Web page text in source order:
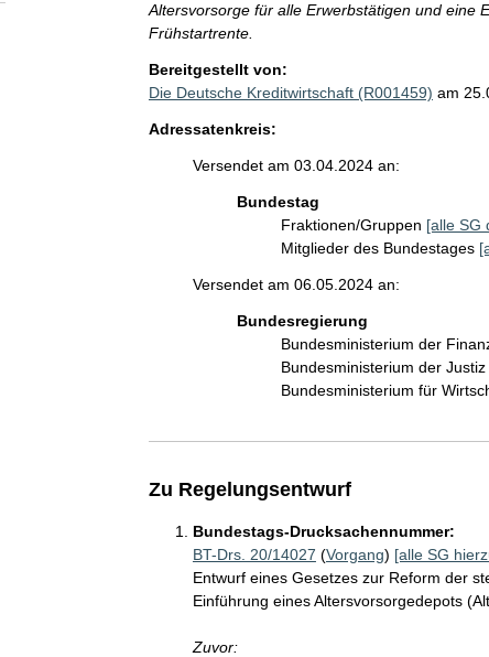
Altersvorsorge für alle Erwerbstätigen und eine
Frühstartrente.
Bereitgestellt von:
Die Deutsche Kreditwirtschaft (R001459) am
Adressatenkreis:
Versendet am 03.04.2024 an:
Bundestag
Fraktionen/Gruppen [alle SG
Mitglieder des Bundestages
Versendet am 06.05.2024 an:
Bundesregierung
Bundesministerium der
Bundesministerium der
Bundesministerium für
Zu Regelungsentwurf
Bundestags-Drucksachennummer:
BT-Drs. 20/14027 (Vorgang) [alle SG
Entwurf eines Gesetzes zur Reform der
Einführung eines Altersvorsorgedepots
Zuvor: